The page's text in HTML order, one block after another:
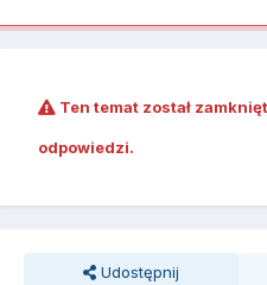
Ten temat został
odpowiedzi.
Udostępnij